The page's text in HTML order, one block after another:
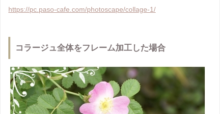
https://pc.paso-cafe.com/photoscape/collage-1/
コラージュ全体をフレーム加工した場合